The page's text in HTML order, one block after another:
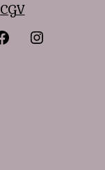
CGV
Facebook